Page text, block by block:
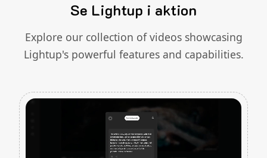
Se Lightup i aktion
Explore our collection of videos showcasing
Lightup's powerful features and capabilities.